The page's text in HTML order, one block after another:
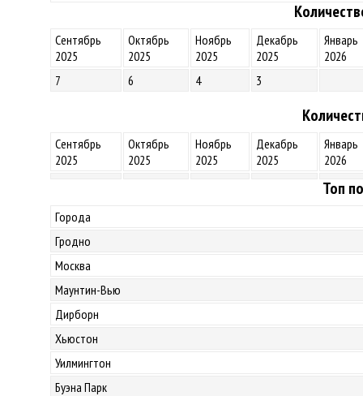
Сентябрь
2025
Октябрь
2025
Ноябрь
2025
Декабрь
2025
Январь
2026
7
6 4 3
Сентябрь
2025
Октябрь
2025
Ноябрь
2025
Декабрь
2025
Январь
2026
Топ
Города
Гродно
Москва
Маунтин-Вью
Дирборн
Хьюстон
Уилмингтон
Буэна Парк